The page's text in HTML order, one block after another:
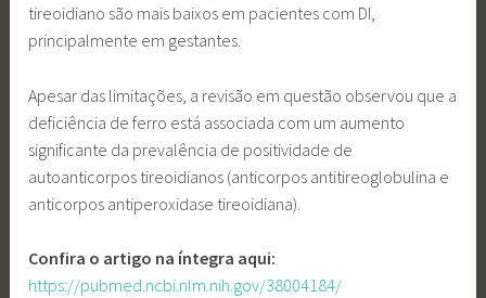
tireoidiano são mais baixos em pacientes com DI,
principalmente em gestantes.
Apesar das limitações, a revisão em questão observou que a
deficiência de ferro está associada com um aumento
significante da prevalência de positividade de
autoanticorpos tireoidianos (anticorpos antitireoglobulina e
anticorpos antiperoxidase tireoidiana).
Confira o artigo na íntegra aqui:
https://pubmed.ncbi.nlm.nih.gov/38004184/